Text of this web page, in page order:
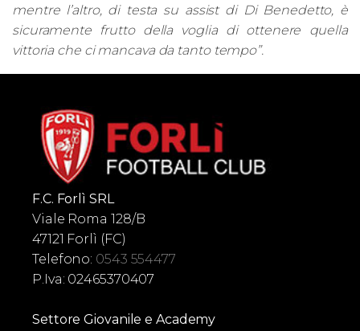
mentre l’altro, di testa su assist di Di Benedetto, è
sicuramente frutto della voglia di ottenere quella
vittoria che ci mancava da tanto tempo”.
F.C. Forlì SRL
Viale Roma 128/B
47121 Forlì (FC)
Telefono: 0543 554477
P.Iva: 02465370407
Settore Giovanile e Academy